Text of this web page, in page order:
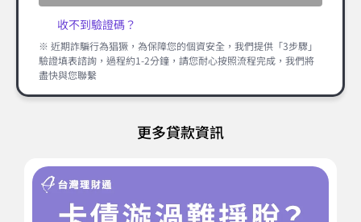
收不到驗證碼？
※ 近期詐騙行為猖獗，為保障您的個資安全，我們提供「3步驟」
驗證填表諮詢，過程約1-2分鐘，請您耐心按照流程完成，我們將
盡快與您聯繫
更多貸款資訊